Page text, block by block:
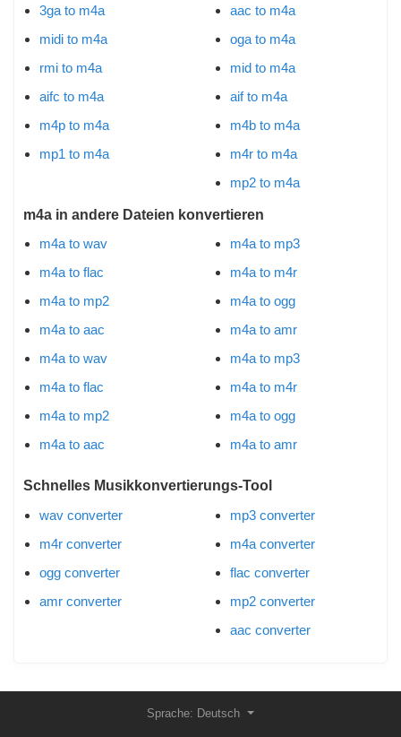
3ga to m4a
midi to m4a
rmi to m4a
aifc to m4a
m4p to m4a
mp1 to m4a
aac to m4a
oga to m4a
mid to m4a
aif to m4a
m4b to m4a
m4r to m4a
mp2 to m4a
m4a in andere Dateien konvertieren
m4a to wav
m4a to flac
m4a to mp2
m4a to aac
m4a to wav
m4a to flac
m4a to mp2
m4a to aac
m4a to mp3
m4a to m4r
m4a to ogg
m4a to amr
m4a to mp3
m4a to m4r
m4a to ogg
m4a to amr
Schnelles Musikkonvertierungs-Tool
wav converter
m4r converter
ogg converter
amr converter
mp3 converter
m4a converter
flac converter
mp2 converter
aac converter
Sprache: Deutsch